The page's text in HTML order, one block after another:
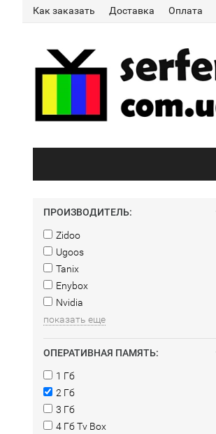
Как заказать Доставка Оплата
ПРОИЗВОДИТЕЛЬ:
Zidoo
Ugoos
Tanix
Enybox
Nvidia
показать еще
ОПЕРАТИВНАЯ ПАМЯТЬ:
1 Гб
2 Гб
3 Гб
4 Гб Tv Box